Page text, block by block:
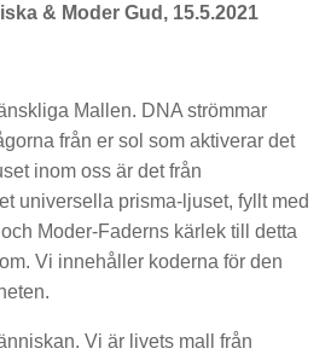
& Moder Gud, 15.5.2021
Mallen. DNA strömmar
från er sol som aktiverar det
inom oss är det från
universella prisma-ljuset, fyllt med
Moder-Faderns kärlek till detta
Vi innehåller koderna för den
Vi är livets mall från